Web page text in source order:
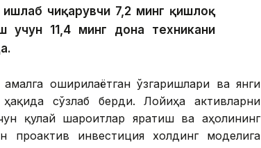
чиқарувчи 7,2 минг қишлоқ
учун 11,4 минг дона техникани
оширилаётган ўзгаришлари ва янги
сўзлаб берди. Лойиҳа активларни
қулай шароитлар яратиш ва аҳолининг
проактив инвестиция холдинг моделига